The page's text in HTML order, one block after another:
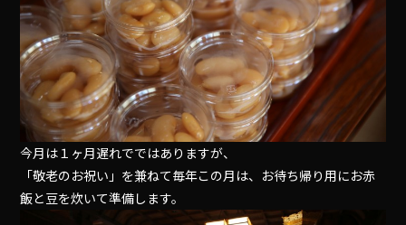
今月は１ヶ月遅れでではありますが、
「敬老のお祝い」を兼ねて毎年この月は、お待ち帰り用にお赤
飯と豆を炊いて準備します。